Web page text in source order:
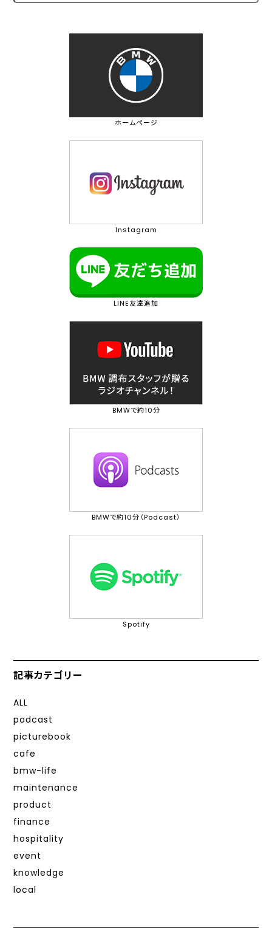
ホームページ
Instagram
LINE友達追加
BMWで約10分
BMWで約10分（Podcast）
Spotify
記事カテゴリー
ALL
podcast
picturebook
cafe
bmw-life
maintenance
product
finance
hospitality
event
knowledge
local